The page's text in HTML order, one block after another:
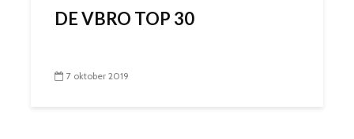
DE VBRO TOP 30
7 oktober 2019